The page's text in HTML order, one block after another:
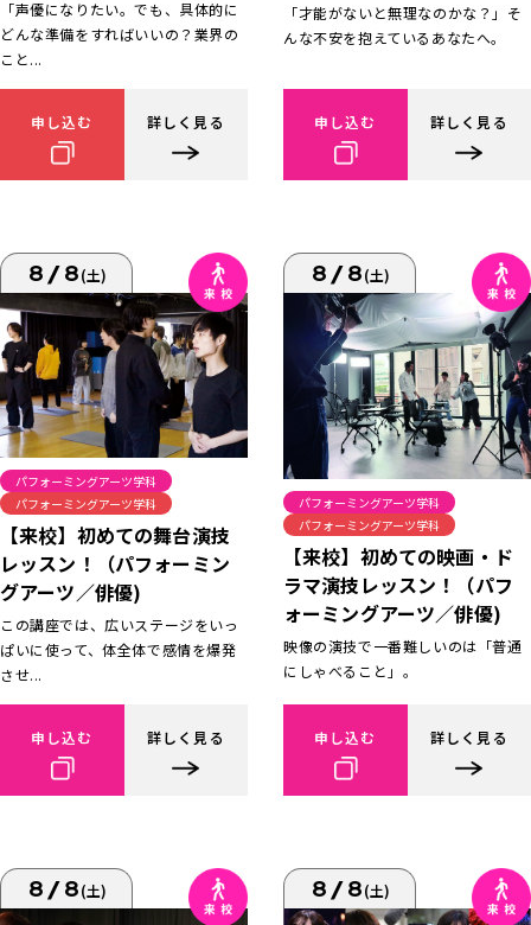
「声優になりたい。でも、具体的に
どんな準備をすればいいの？業界の
こと...
申し込む 詳しく見る
「才能がないと無理なのかな？」そ
んな不安を抱えているあなたへ。
申し込む 詳しく見る
8/8(土)
パフォーミングアーツ学科
パフォーミングアーツ学科
【来校】初めての舞台演技
レッスン！（パフォーミン
グアーツ／俳優)
この講座では、広いステージをいっ
ぱいに使って、体全体で感情を爆発
させ...
申し込む 詳しく見る
8/8(土)
パフォーミングアーツ学科
パフォーミングアーツ学科
【来校】初めての映画・ド
ラマ演技レッスン！（パフ
ォーミングアーツ／俳優)
映像の演技で一番難しいのは「普通
にしゃべること」。
申し込む 詳しく見る
8/8(土) 8/8(土)